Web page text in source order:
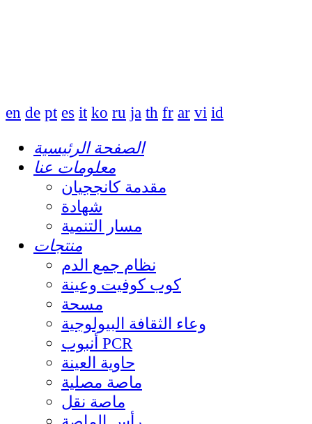
en de pt es it ko ru ja th fr ar vi id
الصفحة الرئيسية
معلومات عنا
مقدمة كانججيان
شهادة
مسار التنمية
منتجات
نظام جمع الدم
كوب كوفيت وعينة
مسحة
وعاء الثقافة البيولوجية
أنبوب PCR
حاوية العينة
ماصة مصلية
ماصة نقل